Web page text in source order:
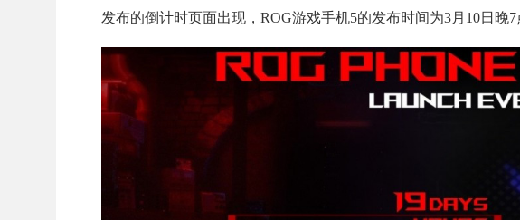
发布的倒计时页面出现，ROG游戏手机5的发布时间为3月10日晚7